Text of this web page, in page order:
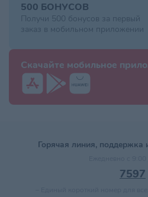
500 БОНУСОВ
Получи 500 бонусов за первый
заказ в мобильном приложении
Скачайте мобильное
Горячая линия, поддержка
7597